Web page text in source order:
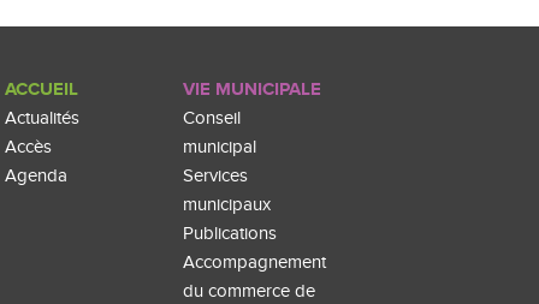
ACCUEIL
Actualités
Accès
Agenda
VIE MUNICIPALE
Conseil
municipal
Services
municipaux
Publications
Accompagnement
du commerce de